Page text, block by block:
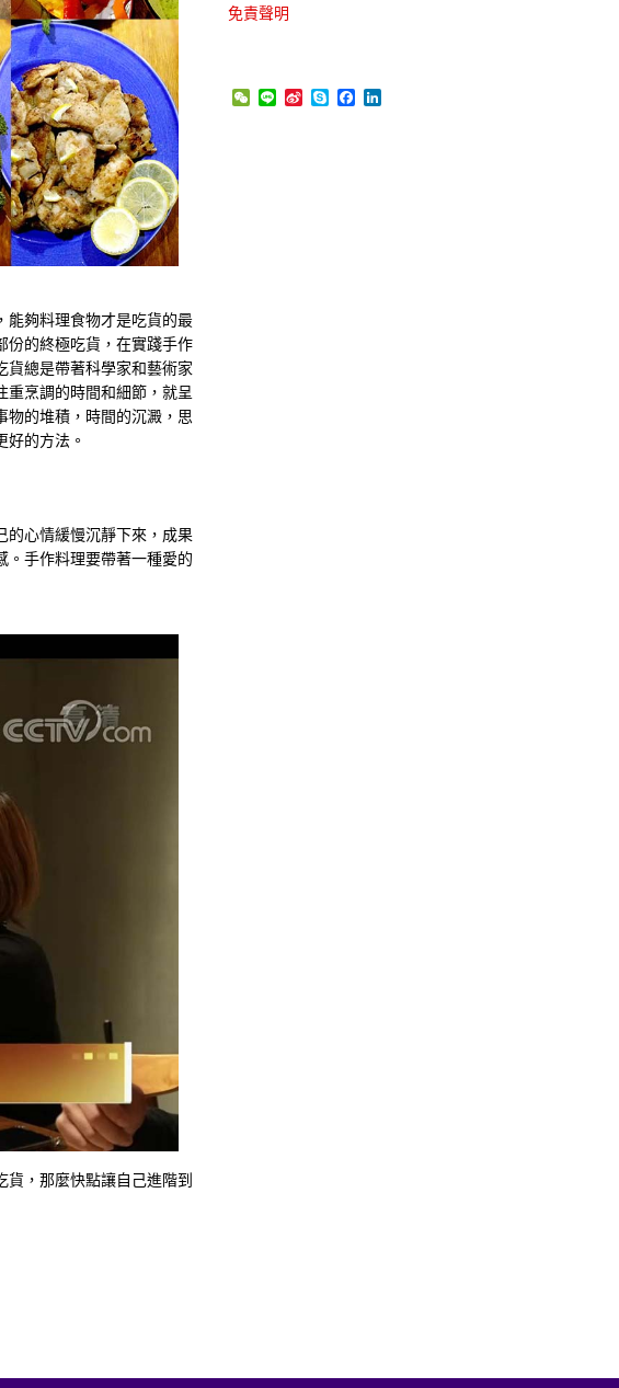
能夠料理食物才是吃貨的最
份的終極吃貨，在實踐手作
貨總是帶著科學家和藝術家
重烹調的時間和細節，就呈
物的堆積，時間的沉澱，思
的方法。
的心情緩慢沉靜下來，成果
。手作料理要帶著一種愛的
，那麼快點讓自己進階到
免責聲明
WeChat
LineSinaSkypeFacebook